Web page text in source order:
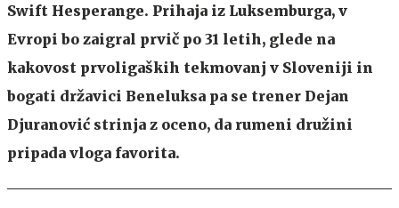
Swift Hesperange. Prihaja iz Luksemburga, v
Evropi bo zaigral prvič po 31 letih, glede na
kakovost prvoligaških tekmovanj v Sloveniji in
bogati državici Beneluksa pa se trener Dejan
Djuranović strinja z oceno, da rumeni družini
pripada vloga favorita.